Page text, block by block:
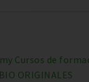
Cursos de
ORIGINALES